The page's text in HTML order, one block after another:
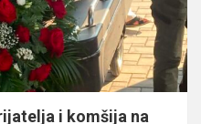
i komšija na